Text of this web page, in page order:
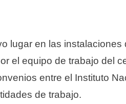
lugar en las
el equipo de trabajo del
entre el Instituto
de trabajo.